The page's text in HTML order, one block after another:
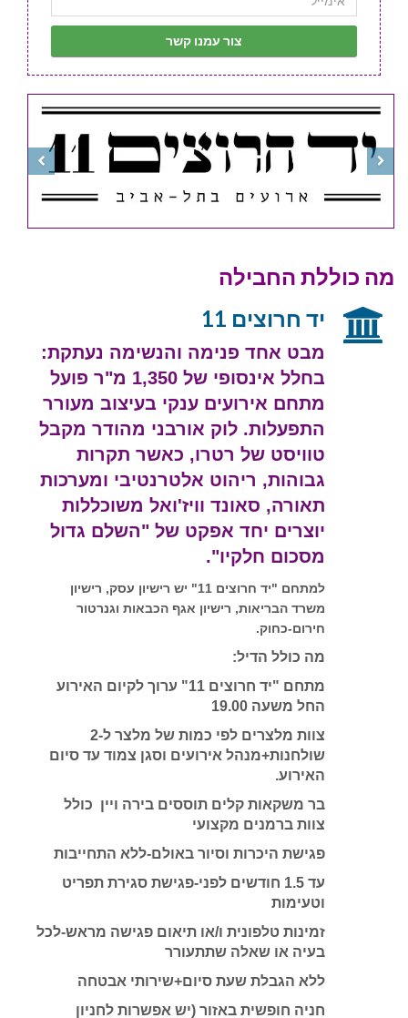
מה כוללת החבילה
יד חרוצים 11
מבט אחד פנימה והנשימה נעתקת:
בחלל אינסופי של 1,350 מ"ר פועל
מתחם אירועים ענקי בעיצוב מעורר
התפעלות. לוק אורבני מהודר מקבל
טוויסט של רטרו, כאשר תקרות
גבוהות, ריהוט אלטרנטיבי ומערכות
תאורה, סאונד וויז'ואל משוכללות
יוצרים יחד אפקט של "השלם גדול
מסכום חלקיו".
למתחם "יד חרוצים 11" יש רישיון עסק, רישיון
משרד הבריאות, רישיון אגף הכבאות וגנרטור
חירום-כחוק.
מה כולל הדיל:
מתחם "יד חרוצים 11" ערוך לקיום האירוע
החל משעה 19.00
צוות מלצרים לפי כמות של מלצר ל-2
שולחנות+מנהל אירועים וסגן צמוד עד סיום
האירוע.
בר משקאות קלים תוססים בירה ויין כולל
צוות ברמנים מקצועי
פגישת היכרות וסיור באולם-ללא התחייבות
עד 1.5 חודשים לפני-פגישת סגירת תפריט
וטעימות
זמינות טלפונית ו/או תיאום פגישה מראש-לכל
בעיה או שאלה שתתעורר
ללא הגבלת שעת סיום+שירותי אבטחה
חניה חופשית באזור (יש אפשרות לחניון